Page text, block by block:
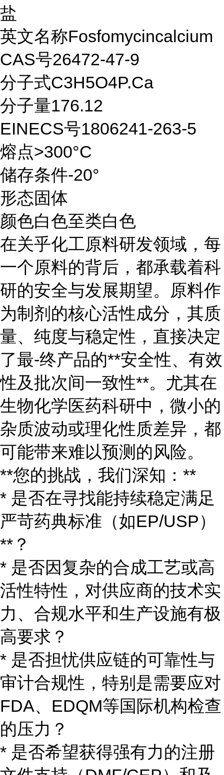
盐
英文名称Fosfomycincalcium
CAS号26472-47-9
分子式C3H5O4P.Ca
分子量176.12
EINECS号1806241-263-5
熔点>300°C
储存条件-20°
形态固体
颜色白色至类白色
在关乎化工原料研发领域，每
一个原料的背后，都承载着科
研的安全与发展期望。原料作
为制剂的核心活性成分，其质
量、纯度与稳定性，直接决定
了最-终产品的**安全性、有效
性及批次间一致性**。尤其在
生物化学医药科研中，微小的
杂质波动或理化性质差异，都
可能带来难以预测的风险。
**您的挑战，我们深知：**
* 是否在寻找能持续稳定满足
严苛药典标准（如EP/USP）
**？
* 是否因复杂的合成工艺或高
活性特性，对供应商的技术实
力、合规水平和生产设施有极
高要求？
* 是否担忧供应链的可靠性与
审计合规性，特别是需要应对
FDA、EDQM等国际机构检查
的压力？
* 是否希望获得强有力的注册